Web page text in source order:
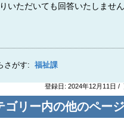
いただいても回答いたしませ
さがす: 福祉課
登録日: 2024年12月11日 /
ゴリー内の他のページ